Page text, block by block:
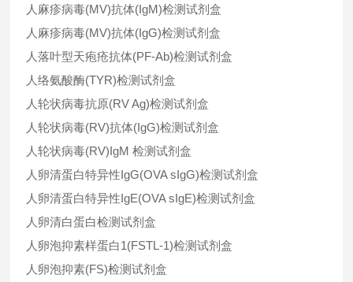
人麻疹病毒(MV)抗体(IgM)检测试剂盒
人麻疹病毒(MV)抗体(IgG)检测试剂盒
人落叶型天疱疮抗体(PF-Ab)检测试剂盒
人络氨酸酶(TYR)检测试剂盒
人轮状病毒抗原(RV Ag)检测试剂盒
人轮状病毒(RV)抗体(IgG)检测试剂盒
人轮状病毒(RV)IgM 检测试剂盒
人卵清蛋白特异性IgG(OVA sIgG)检测试剂盒
人卵清蛋白特异性IgE(OVA sIgE)检测试剂盒
人卵清白蛋白检测试剂盒
人卵泡抑素样蛋白1(FSTL-1)检测试剂盒
人卵泡抑素(FS)检测试剂盒